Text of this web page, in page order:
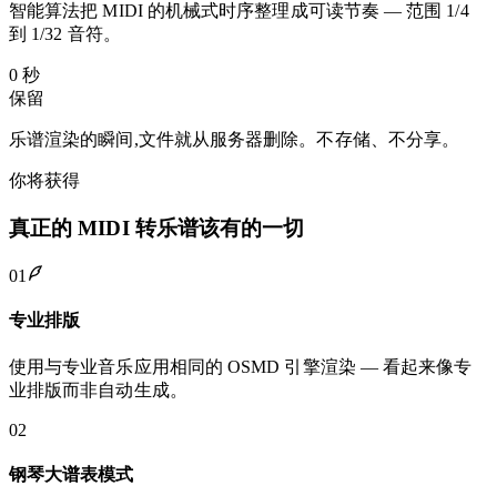
智能算法把 MIDI 的机械式时序整理成可读节奏 — 范围 1/4
到 1/32 音符。
0 秒
保留
乐谱渲染的瞬间,文件就从服务器删除。不存储、不分享。
你将获得
真正的 MIDI 转乐谱该有的一切
01
专业排版
使用与专业音乐应用相同的 OSMD 引擎渲染 — 看起来像专
业排版而非自动生成。
02
钢琴大谱表模式